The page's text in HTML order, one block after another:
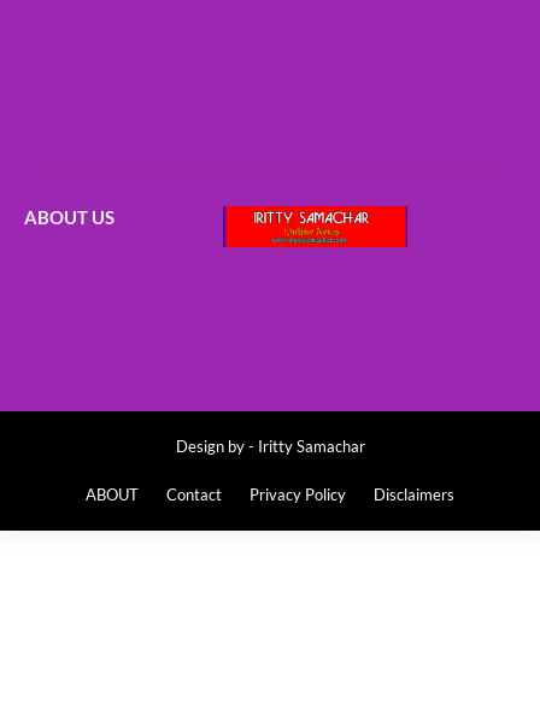
ABOUT US
Design by - Iritty Samachar
ABOUT Contact Privacy Policy Disclaimers